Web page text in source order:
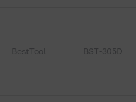
BestTool BST-305D